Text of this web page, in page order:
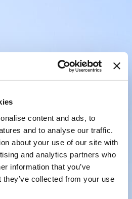
content and ads, to
and to analyse our traffic.
about your use of our site with
and analytics partners who
information that you’ve
collected from your use